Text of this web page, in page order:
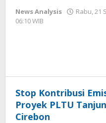
News Analysis
Rabu, 21
06:10 WIB
Stop Kontribusi
Proyek PLTU
Cirebon